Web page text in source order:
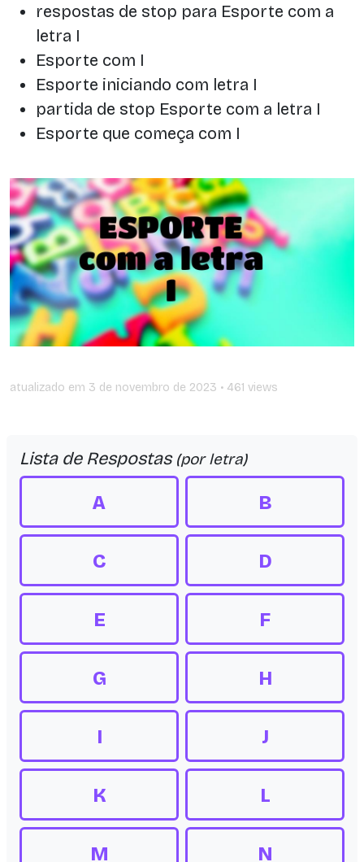
respostas de stop para Esporte com a
letra I
Esporte com I
Esporte iniciando com letra I
partida de stop Esporte com a letra I
Esporte que começa com I
atualizado em 3 de novembro de 2023 • 461 views
Lista de Respostas (por letra)
A B
C D
E F
G H
I J
K L
M N